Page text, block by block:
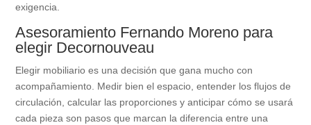
exigencia.
Asesoramiento Fernando Moreno para
elegir Decornouveau
Elegir mobiliario es una decisión que gana mucho con
acompañamiento. Medir bien el espacio, entender los flujos de
circulación, calcular las proporciones y anticipar cómo se usará
cada pieza son pasos que marcan la diferencia entre una